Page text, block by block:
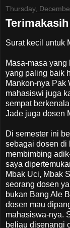
Thursday,
Surat kecil untuk
Masa-masa
yang paling baik
Mankon-nya Pak
mahasiswi juga
sempat
Jade juga dosen
Di semester ini
sebagai dosen di
membimbing
saya
Mbak Uci, Mbak
seorang dosen
bukan Bang Ale
dosen mau
mahasiswa-nya.
beliau disenangi